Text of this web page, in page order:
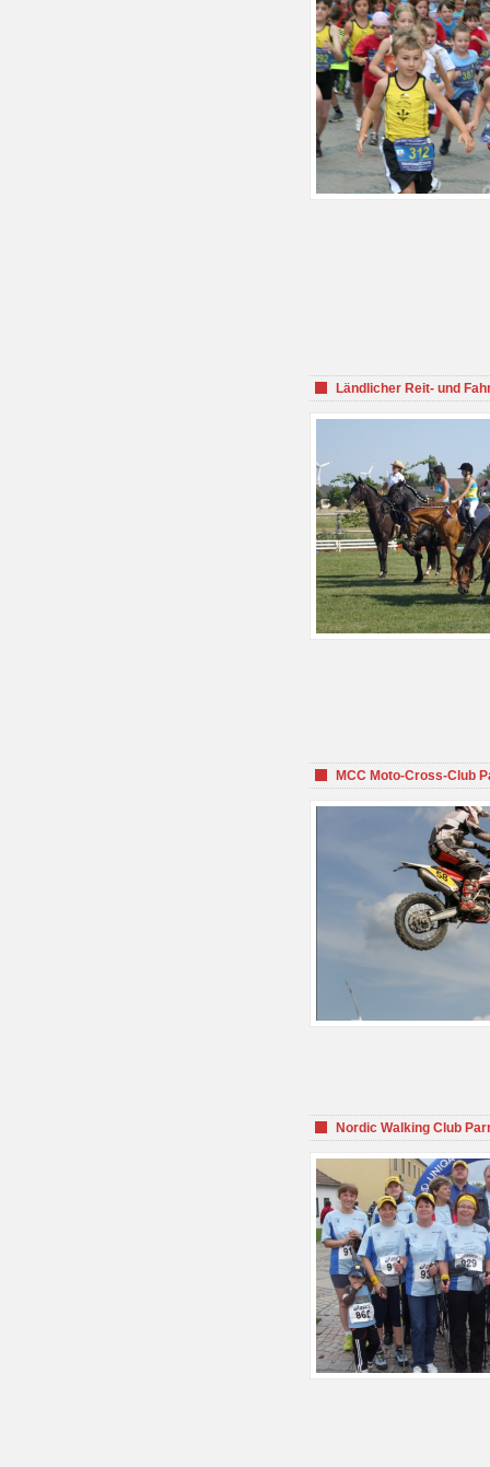
Ländlicher Reit- und
MCC Moto-Cross-Club
Nordic Walking Club